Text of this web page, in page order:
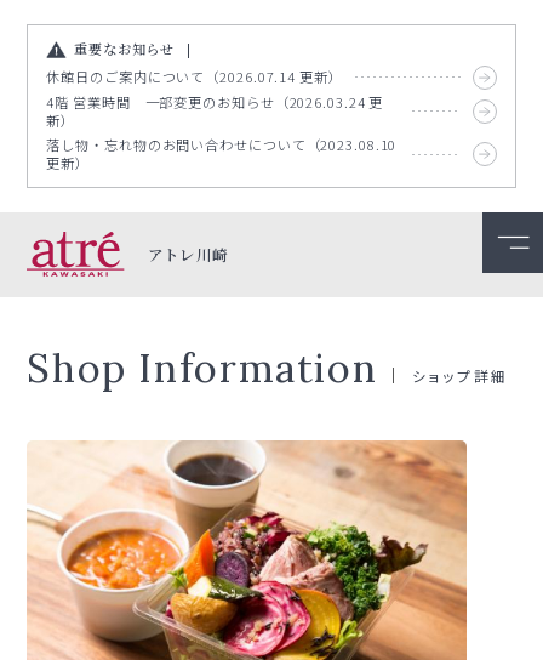
重要なお知らせ
休館日のご案内について（2026.07.14 更新）
4階 営業時間 一部変更のお知らせ（2026.03.24 更
新）
落し物・忘れ物のお問い合わせについて（2023.08.10
更新）
アトレ川崎
Shop Information ショップ詳細